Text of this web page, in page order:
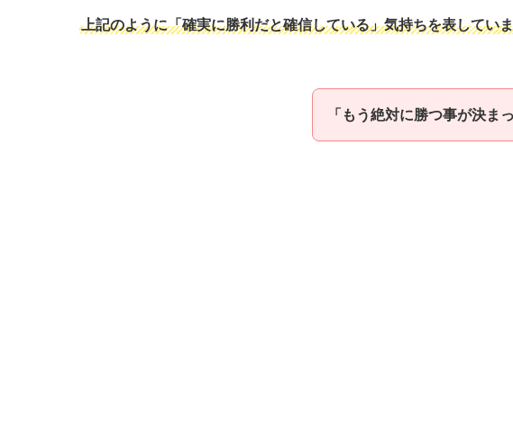
上記のように「確実に勝利だと確信している」気持ちを表してい
「もう絶対に勝つ事が決ま